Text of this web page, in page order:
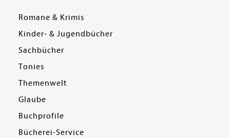
Romane & Krimis
Kinder- & Jugendbücher
Sachbücher
Tonies
Themenwelt
Glaube
Buchprofile
Bücherei-Service